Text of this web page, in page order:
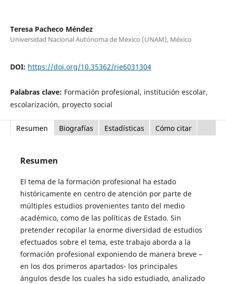
Teresa Pacheco Méndez
Universidad Nacional Autónoma de México (UNAM), México
DOI: https://doi.org/10.35362/rie6031304
Palabras clave: Formación profesional, institución escolar,
escolarización, proyecto social
Resumen Biografías Estadísticas Cómo citar
Resumen
El tema de la formación profesional ha estado
históricamente en centro de atención por parte de
múltiples estudios provenientes tanto del medio
académico, como de las políticas de Estado. Sin
pretender recopilar la enorme diversidad de estudios
efectuados sobre el tema, este trabajo aborda a la
formación profesional exponiendo de manera breve –
en los dos primeros apartados- los principales
ángulos desde los cuales ha sido estudiado, analizado